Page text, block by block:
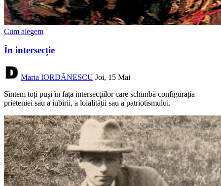
Cum alegem
În intersecție
Maria IORDĂNESCU Joi, 15 Mai
Sîntem toți puși în fața intersecțiilor care schimbă configurația
prieteniei sau a iubirii, a loialității sau a patriotismului.